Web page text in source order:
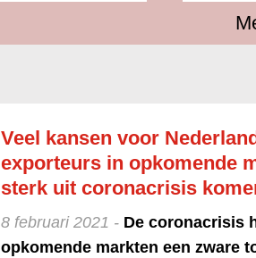
Veel kansen voor
exporteurs in opkomende
sterk uit coronacrisis
8 februari 2021 - De coronacrisis
opkomende markten een zware